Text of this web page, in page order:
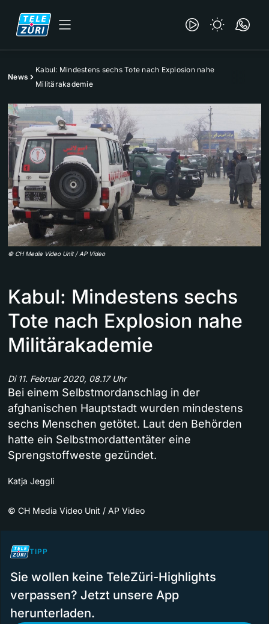
News
Kabul: Mindestens sechs Tote nach Explosion nahe
Militärakademie
© CH Media Video Unit / AP Video
Kabul: Mindestens sechs
Tote nach Explosion nahe
Militärakademie
Di 11. Februar 2020, 08.17 Uhr
Bei einem Selbstmordanschlag in der
afghanischen Hauptstadt wurden mindestens
sechs Menschen getötet. Laut den Behörden
hatte ein Selbstmordattentäter eine
Sprengstoffweste gezündet.
Katja Jeggli
© CH Media Video Unit / AP Video
TIPP
Sie wollen keine TeleZüri-Highlights
verpassen? Jetzt unsere App
herunterladen.